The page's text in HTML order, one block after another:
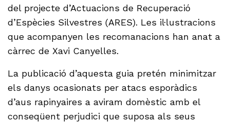
del projecte d’Actuacions de Recuperació
d’Espècies Silvestres (ARES). Les il·lustracions
que acompanyen les recomanacions han anat a
càrrec de Xavi Canyelles.
La publicació d’aquesta guia pretén minimitzar
els danys ocasionats per atacs esporàdics
d’aus rapinyaires a aviram domèstic amb el
conseqüent perjudici que suposa als seus